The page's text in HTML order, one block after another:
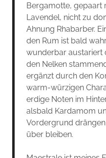
Bergamotte, gepaart
Lavendel, nicht zu
Ahnung Rhabarber.
den Rum ist bald
wunderbar austariert
den Nelken
ergänzt durch den
warm-würzigen
erdige Noten im
alsbald Kardamom
Vordergrund
über bleiben.